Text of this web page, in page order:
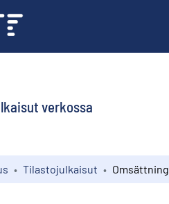
verkossa
Tilastojulkaisut